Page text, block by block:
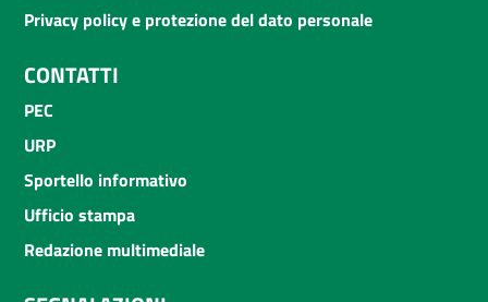
Privacy policy e protezione del dato personale
CONTATTI
PEC
URP
Sportello informativo
Ufficio stampa
Redazione multimediale